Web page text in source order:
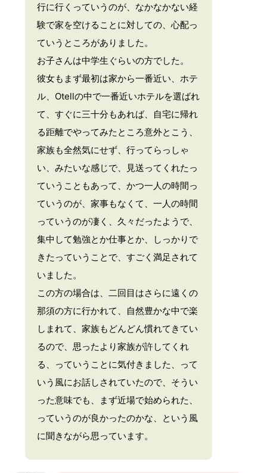
行に行くっていうのが、なかなかない経
験で家を空けることに対しての、心配っ
ていうところがありました。
お子さんは中学生ぐらいの方でした。
彼女もまず最初は家から一番近い、ホテ
ル、Otellの中で一番近いホテルを選ばれ
て、すぐに三十分もあれば、自宅に帰れ
る距離でやってみたところ意外とこう、
家族も全然気にせず、行ってらっしゃ
い、みたいな感じで、見送ってくれたっ
ていうこともあって、かつ一人の時間っ
ていうのが、家事もなくて、一人の時間
っていうのが凄く、久々だったようで、
集中して勉強とか仕事とか、しっかりで
きたっていうことで、すごく満足されて
いました。
この方の場合は、二回目はさらに遠くの
那須の方に行かれて、自然豊かな中で楽
しまれて、家族もどんどん慣れてきてい
るので、思ったより家族が許してくれ
る、っていうことに気付きました、って
いう風にお話しされていたので、そうい
った意味でも、まず近場で始められた、
っていうのが良かったのかな、という風
に聞きながら思っています。